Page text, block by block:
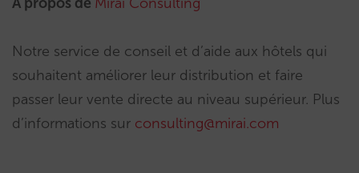
Notre service de conseil et d’aide aux hôtels qui
souhaitent améliorer leur distribution et faire
passer leur vente directe au niveau supérieur. Plus
d’informations sur consulting@mirai.com